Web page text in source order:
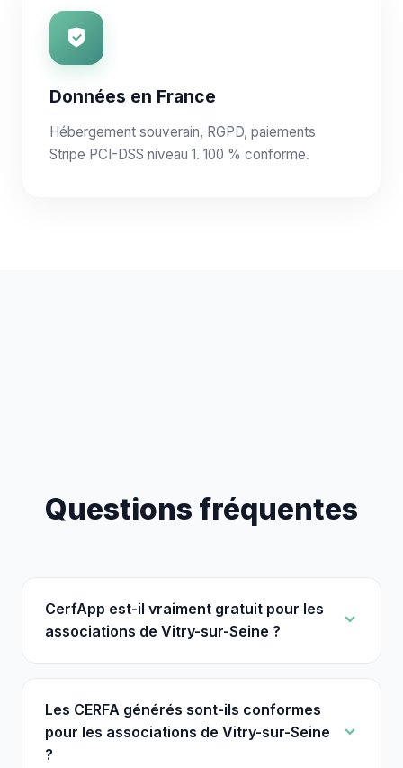
Données en France
Hébergement souverain, RGPD, paiements
Stripe PCI-DSS niveau 1. 100 % conforme.
Questions fréquentes
CerfApp est-il vraiment gratuit pour les
associations de Vitry-sur-Seine ?
Les CERFA générés sont-ils conformes
pour les associations de Vitry-sur-Seine
?